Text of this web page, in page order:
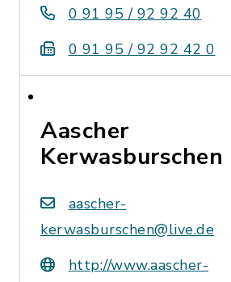
0 91 95 / 92 92 40
0 91 95 / 92 92 42 0
Aascher
Kerwasburschen
aascher-
kerwasburschen@live.de
http://www.aascher-